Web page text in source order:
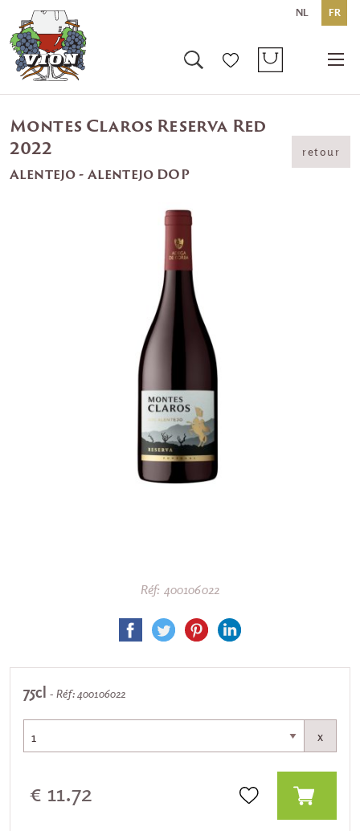
NL FR
Montes Claros Reserva Red
2022
Alentejo - Alentejo DOP
retour
Réf: 400106022
75cl - Réf: 400106022
x
€ 11.72